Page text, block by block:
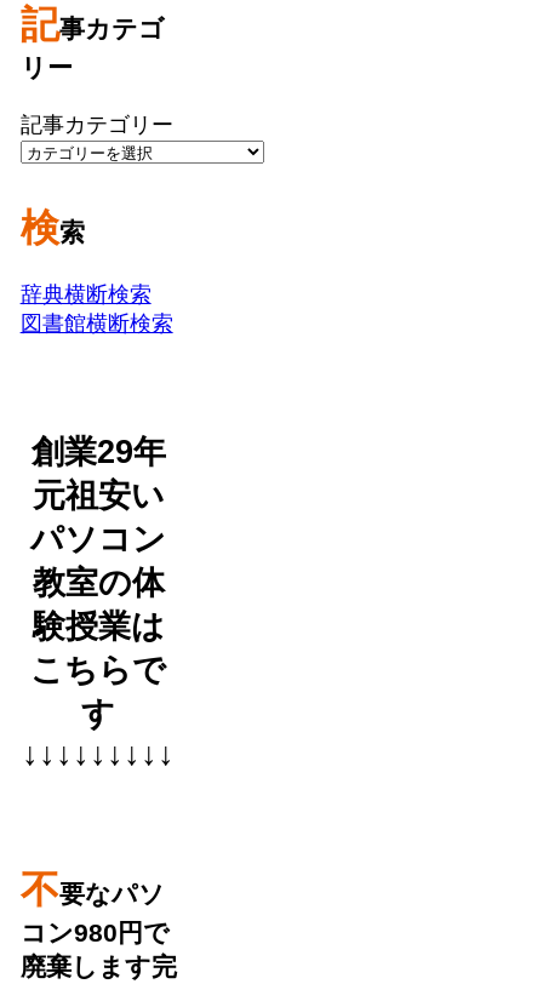
記事カテゴ
リー
記事カテゴリー
検索
辞典横断検索
図書館横断検索
創業29年
元祖安い
パソコン
教室の体
験授業は
こちらで
す
↓↓↓↓↓↓↓↓↓
不要なパソ
コン980円で
廃棄します完